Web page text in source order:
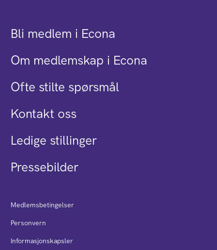
Bli medlem i Econa
Om medlemskap i Econa
Ofte stilte spørsmål
Kontakt oss
Ledige stillinger
Pressebilder
Medlemsbetingelser
Personvern
Informasjonskapsler